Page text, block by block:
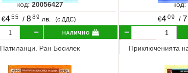
код:20056427
€4 55 / 8 89 лв. (с ДДС)
налично
код:
€4 09 / 7
Патиланци. Ран Босилек Приключенията